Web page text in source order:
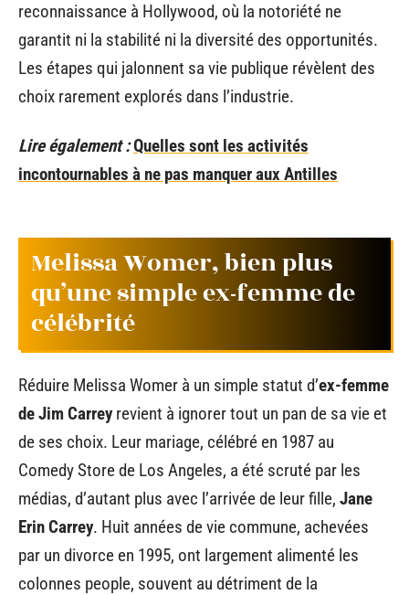
reconnaissance à Hollywood, où la notoriété ne
garantit ni la stabilité ni la diversité des opportunités.
Les étapes qui jalonnent sa vie publique révèlent des
choix rarement explorés dans l’industrie.
Lire également :Quelles sont les activités
incontournables à ne pas manquer aux Antilles
Melissa Womer, bien plus
qu’une simple ex-femme de
célébrité
Réduire Melissa Womer à un simple statut d’ex-femme
de Jim Carreyrevient à ignorer tout un pan de sa vie et
de ses choix. Leur mariage, célébré en 1987 au
Comedy Store de Los Angeles, a été scruté par les
médias, d’autant plus avec l’arrivée de leur fille, Jane
Erin Carrey. Huit années de vie commune, achevées
par un divorce en 1995, ont largement alimenté les
colonnes people, souvent au détriment de la